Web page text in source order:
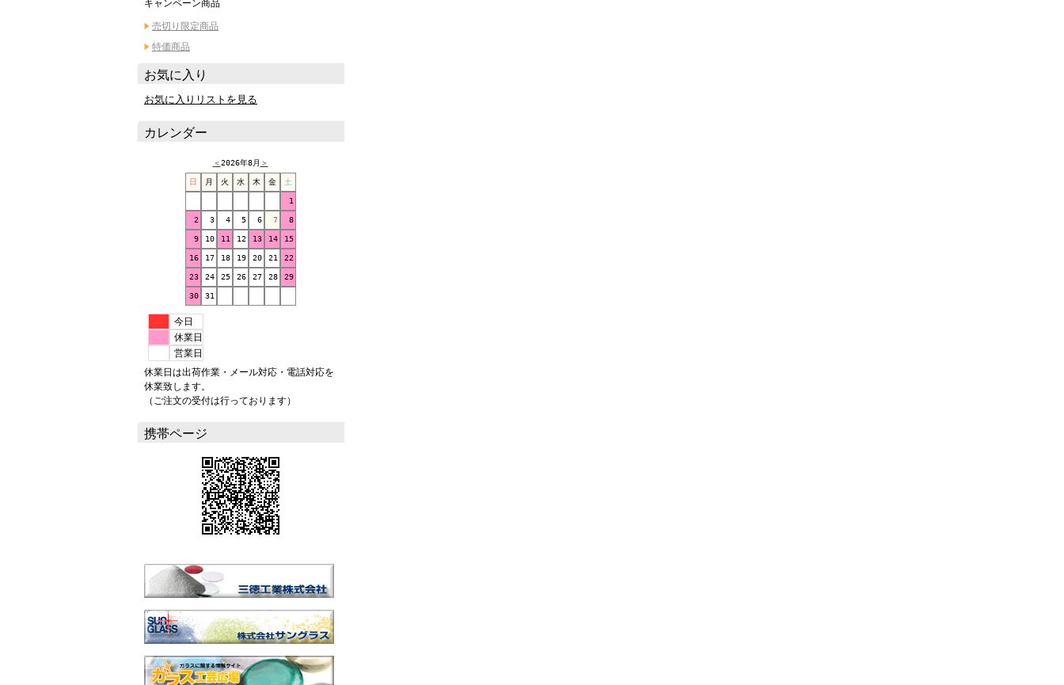
キャンペーン商品
売切り限定商品
特価商品
お気に入り
お気に入りリストを見る
カレンダー
＜2026年8月 ＞
日 月 火 水 木 金 土
1
2 3 4 5 6 7 8
9 10 11 12 13 14 15
16 17 18 19 20 21 22
23 24 25 26 27 28 29
30 31
今日
休業日
営業日
休業日は出荷作業・メール対応・電話対応を
休業致します。
（ご注文の受付は行っております）
携帯ページ